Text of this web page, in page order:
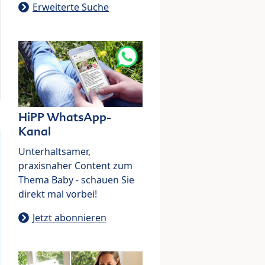
Erweiterte Suche
HiPP WhatsApp-
Kanal
Unterhaltsamer,
praxisnaher Content zum
Thema Baby - schauen Sie
direkt mal vorbei!
Jetzt abonnieren